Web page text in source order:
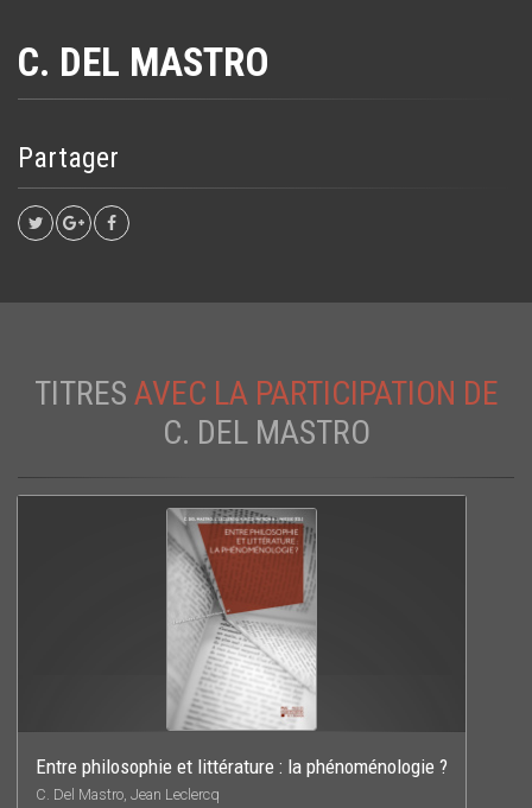
C. DEL MASTRO
Partager
TITRES AVEC LA PARTICIPATION DE
C. DEL MASTRO
Entre philosophie et littérature : la phénoménologie ?
C. Del Mastro, Jean Leclercq